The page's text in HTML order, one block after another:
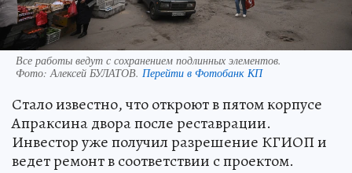
Все работы ведут с сохранением подлинных элементов.
Фото:Алексей БУЛАТОВ. Перейти в Фотобанк КП
Стало известно, что откроют в пятом корпусе
Апраксина двора после реставрации.
Инвестор уже получил разрешение КГИОП и
ведет ремонт в соответствии с проектом.